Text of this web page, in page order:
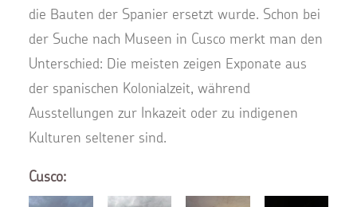
die Bauten der Spanier ersetzt wurde. Schon bei
der Suche nach Museen in Cusco merkt man den
Unterschied: Die meisten zeigen Exponate aus
der spanischen Kolonialzeit, während
Ausstellungen zur Inkazeit oder zu indigenen
Kulturen seltener sind.
Cusco: